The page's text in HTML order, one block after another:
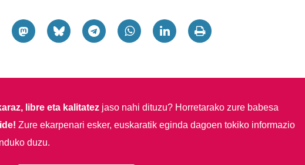
libre eta kalitatezjaso nahi dituzu? Horretarako zure babesa
Zure ekarpenari esker, euskaratik eginda dagoen tokiko informazio
duzu.